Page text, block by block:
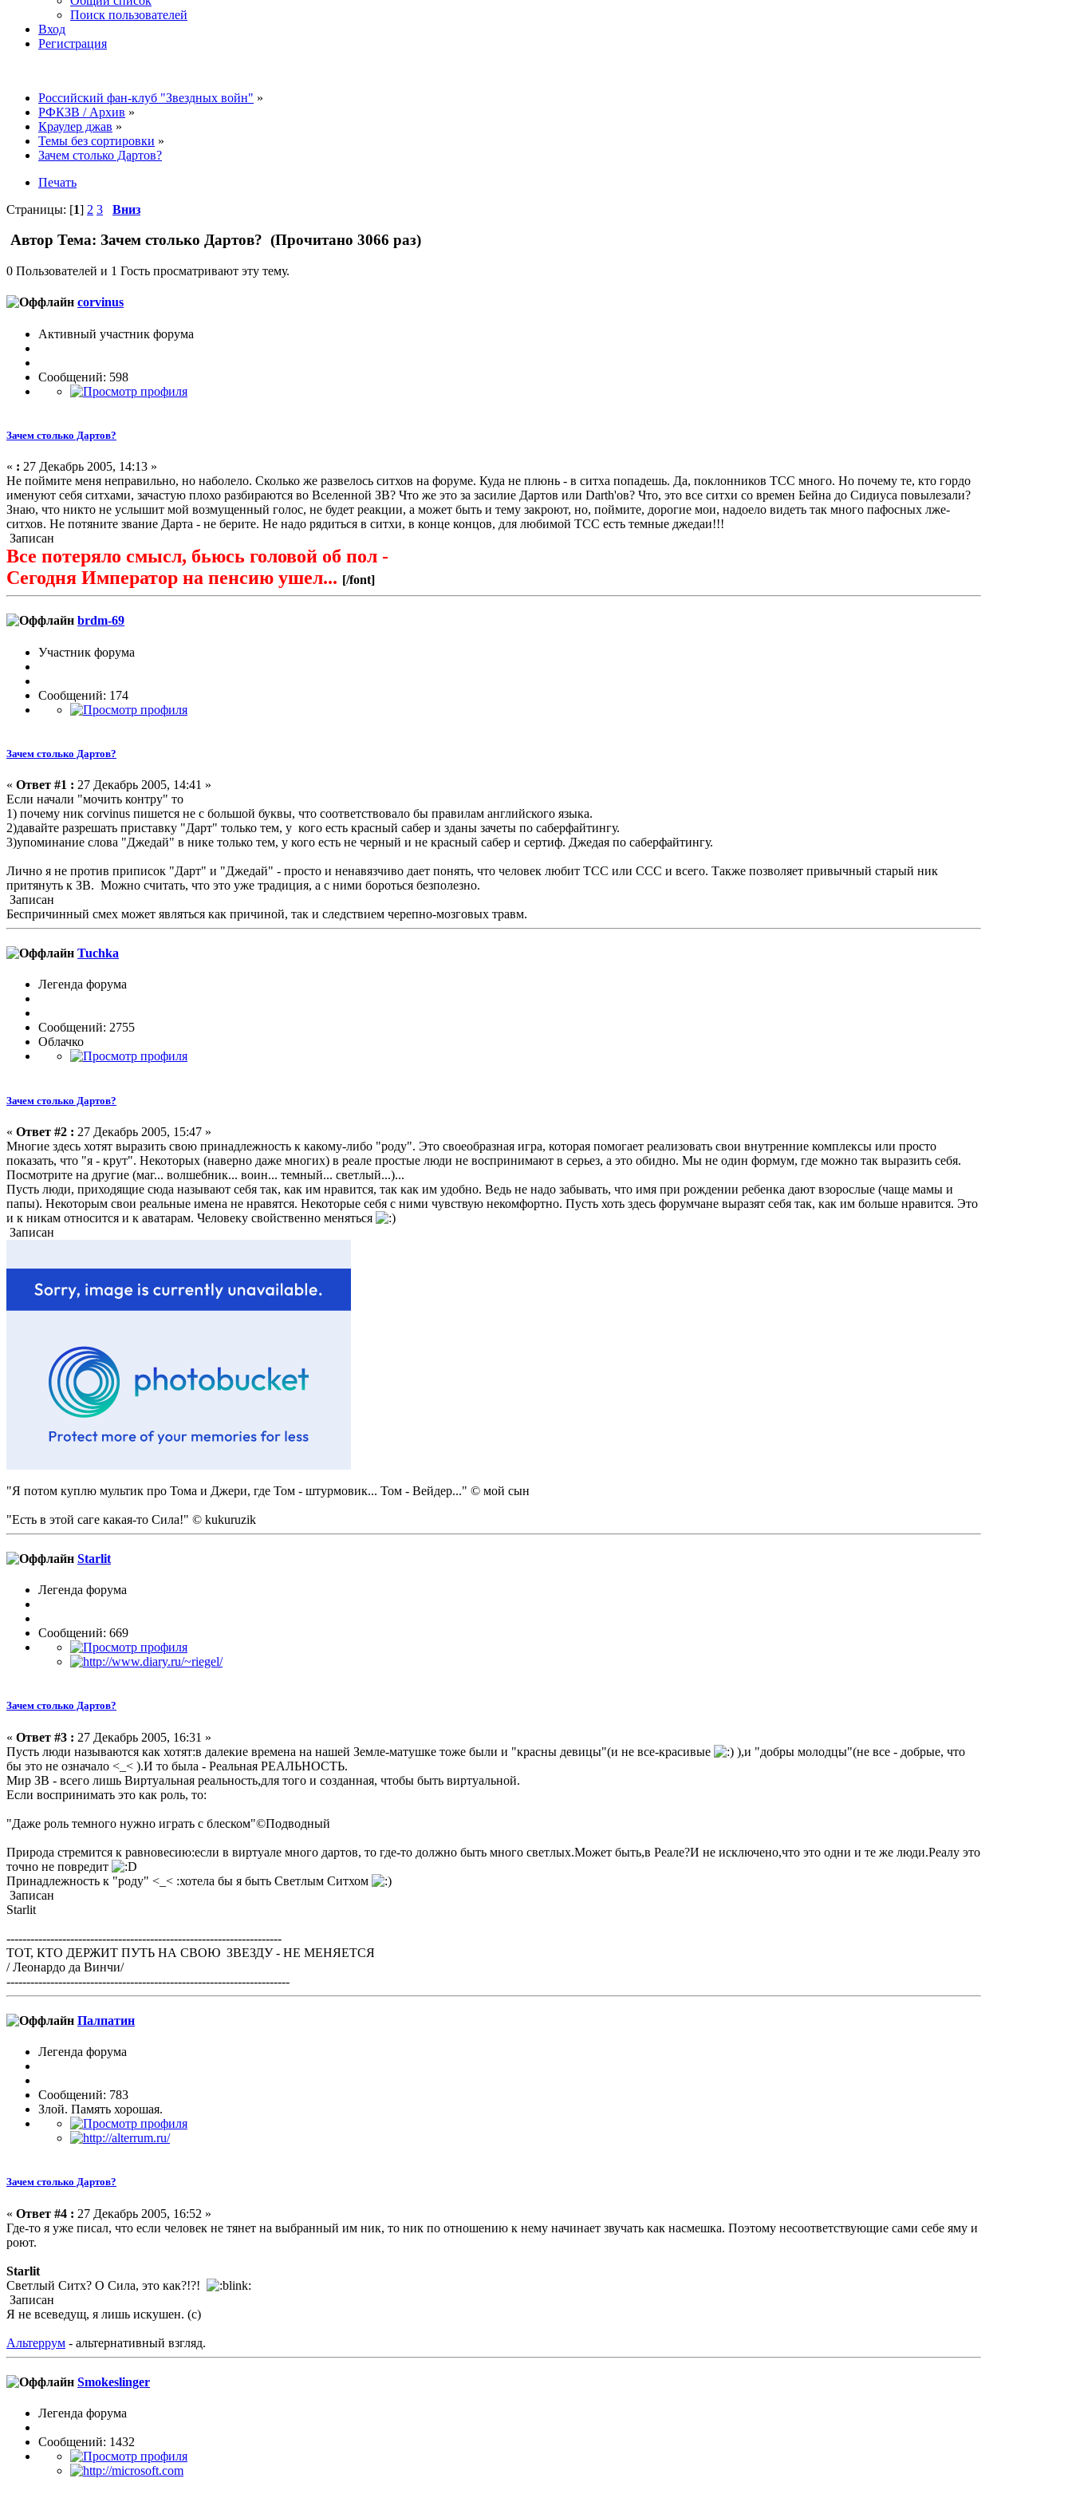
Поиск пользователей
Вход
Регистрация
Российский фан-клуб "Звездных войн" »
РФКЗВ / Архив »
Краулер джав »
Темы без сортировки »
Зачем столько Дартов?
Печать
Страницы: [1] 2 3 Вниз
Автор Тема: Зачем столько Дартов? (Прочитано 3066 раз)
0 Пользователей и 1 Гость просматривают эту тему.
corvinus
Активный участник форума
Сообщений: 598
Зачем столько Дартов?
« : 27 Декабрь 2005, 14:13 »
Не поймите меня неправильно, но наболело. Сколько же развелось ситхов на форуме. Куда не плюнь - в ситха попадешь. Да, поклонников ТСС много. Но почему те, кто гордо
именуют себя ситхами, зачастую плохо разбираются во Вселенной ЗВ? Что же это за засилие Дартов или Darth'ов? Что, это все ситхи со времен Бейна до Сидиуса повылезали?
Знаю, что никто не услышит мой возмущенный голос, не будет реакции, а может быть и тему закроют, но, поймите, дорогие мои, надоело видеть так много пафосных лже-
ситхов. Не потяните звание Дарта - не берите. Не надо рядиться в ситхи, в конце концов, для любимой ТСС есть темные джедаи!!!
Записан
Все потеряло смысл, бьюсь головой об пол -
Сегодня Император на пенсию ушел... [/font]
brdm-69
Участник форума
Сообщений: 174
Зачем столько Дартов?
« Ответ #1 : 27 Декабрь 2005, 14:41 »
Если начали "мочить контру" то
1) почему ник corvinus пишется не с большой буквы, что соответствовало бы правилам английского языка.
2)давайте разрешать приставку "Дарт" только тем, у кого есть красный сабер и зданы зачеты по саберфайтингу.
3)упоминание слова "Джедай" в нике только тем, у кого есть не черный и не красный сабер и сертиф. Джедая по саберфайтингу.
Лично я не против приписок "Дарт" и "Джедай" - просто и ненавязчиво дает понять, что человек любит ТСС или ССС и всего. Также позволяет привычный старый ник
притянуть к ЗВ. Можно считать, что это уже традиция, а с ними бороться безполезно.
Записан
Беспричинный смех может являться как причиной, так и следствием черепно-мозговых травм.
Tuchka
Легенда форума
Сообщений: 2755
Облачко
Зачем столько Дартов?
« Ответ #2 : 27 Декабрь 2005, 15:47 »
Многие здесь хотят выразить свою принадлежность к какому-либо "роду". Это своеобразная игра, которая помогает реализовать свои внутренние комплексы или просто
показать, что "я - крут". Некоторых (наверно даже многих) в реале простые люди не воспринимают в серьез, а это обидно. Мы не один формум, где можно так выразить себя.
Посмотрите на другие (маг... волшебник... воин... темный... светлый...)...
Пусть люди, приходящие сюда называют себя так, как им нравится, так как им удобно. Ведь не надо забывать, что имя при рождении ребенка дают взорослые (чаще мамы и
папы). Некоторым свои реальные имена не нравятся. Некоторые себя с ними чувствую некомфортно. Пусть хоть здесь форумчане выразят себя так, как им больше нравится. Это
и к никам относится и к аватарам. Человеку свойственно меняться
Записан
"Я потом куплю мультик про Тома и Джери, где Том - штурмовик... Том - Вейдер..." © мой сын
"Есть в этой саге какая-то Сила!" © kukuruzik
Starlit
Легенда форума
Сообщений: 669
Зачем столько Дартов?
« Ответ #3 : 27 Декабрь 2005, 16:31 »
Пусть люди называются как хотят:в далекие времена на нашей Земле-матушке тоже были и "красны девицы"(и не все-красивые
),и "добры молодцы"(не все - добрые, что
бы это не означало <_< ).И то была - Реальная РЕАЛЬНОСТЬ.
Мир ЗВ - всего лишь Виртуальная реальность,для того и созданная, чтобы быть виртуальной.
Если воспринимать это как роль, то:
"Даже роль темного нужно играть с блеском"©Подводный
Природа стремится к равновесию:если в виртуале много дартов, то где-то должно быть много светлых.Может быть,в Реале?И не исключено,что это одни и те же люди.Реалу это
точно не повредит
Принадлежность к "роду" <_< :хотела бы я быть Светлым Ситхом
Записан
Starlit
---------------------------------------------------------------------
ТОТ, КТО ДЕРЖИТ ПУТЬ НА СВОЮ ЗВЕЗДУ - НЕ МЕНЯЕТСЯ
/ Леонардо да Винчи/
-----------------------------------------------------------------------
Палпатин
Легенда форума
Сообщений: 783
Злой. Память хорошая.
Зачем столько Дартов?
« Ответ #4 : 27 Декабрь 2005, 16:52 »
Где-то я уже писал, что если человек не тянет на выбранный им ник, то ник по отношению к нему начинает звучать как насмешка. Поэтому несоответствующие сами себе яму и
роют.
Starlit
Светлый Ситх? О Сила, это как?!?!
Записан
Я не всеведущ, я лишь искушен. (с)
Альтеррум - альтернативный взгляд.
Smokeslinger
Легенда форума
Сообщений: 1432